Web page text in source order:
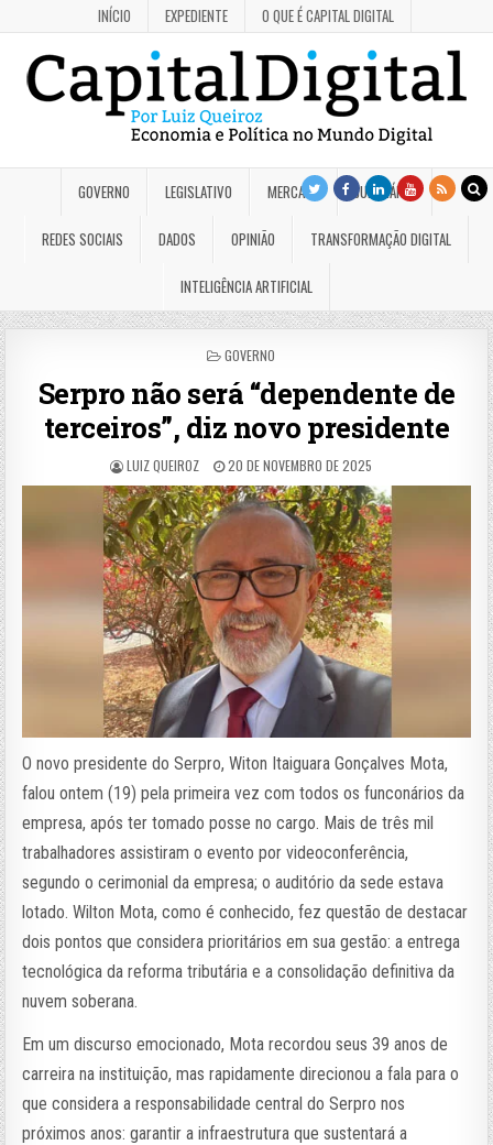
INÍCIO EXPEDIENTE O QUE É CAPITAL DIGITAL
GOVERNO LEGISLATIVO MERCADO JUDICIÁRIO
REDES SOCIAIS DADOS OPINIÃO TRANSFORMAÇÃO DIGITAL
INTELIGÊNCIA ARTIFICIAL
POSTED
GOVERNO
Serpro não será “dependente de
terceiros”, diz novo presidente
LUIZ QUEIROZ 20 DE NOVEMBRO DE 2025
O novo presidente do Serpro, Witon Itaiguara Gonçalves Mota,
falou ontem (19) pela primeira vez com todos os funconários da
empresa, após ter tomado posse no cargo. Mais de três mil
trabalhadores assistiram o evento por videoconferência,
segundo o cerimonial da empresa; o auditório da sede estava
lotado. Wilton Mota, como é conhecido, fez questão de destacar
dois pontos que considera prioritários em sua gestão: a entrega
tecnológica da reforma tributária e a consolidação definitiva da
nuvem soberana.
Em um discurso emocionado, Mota recordou seus 39 anos de
carreira na instituição, mas rapidamente direcionou a fala para o
que considera a responsabilidade central do Serpro nos
próximos anos: garantir a infraestrutura que sustentará a